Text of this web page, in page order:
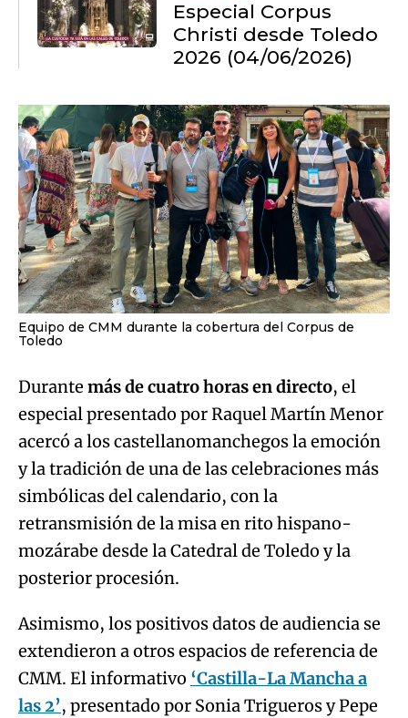
Especial Corpus
Christi desde Toledo
2026 (04/06/2026)
Equipo de CMM durante la cobertura del Corpus de
Toledo
Durante más de cuatro horas en directo, el
especial presentado por Raquel Martín Menor
acercó a los castellanomanchegos la emoción
y la tradición de una de las celebraciones más
simbólicas del calendario, con la
retransmisión de la misa en rito hispano-
mozárabe desde la Catedral de Toledo y la
posterior procesión.
Asimismo, los positivos datos de audiencia se
extendieron a otros espacios de referencia de
CMM. El informativo ‘Castilla-La Mancha a
las 2’, presentado por Sonia Trigueros y Pepe